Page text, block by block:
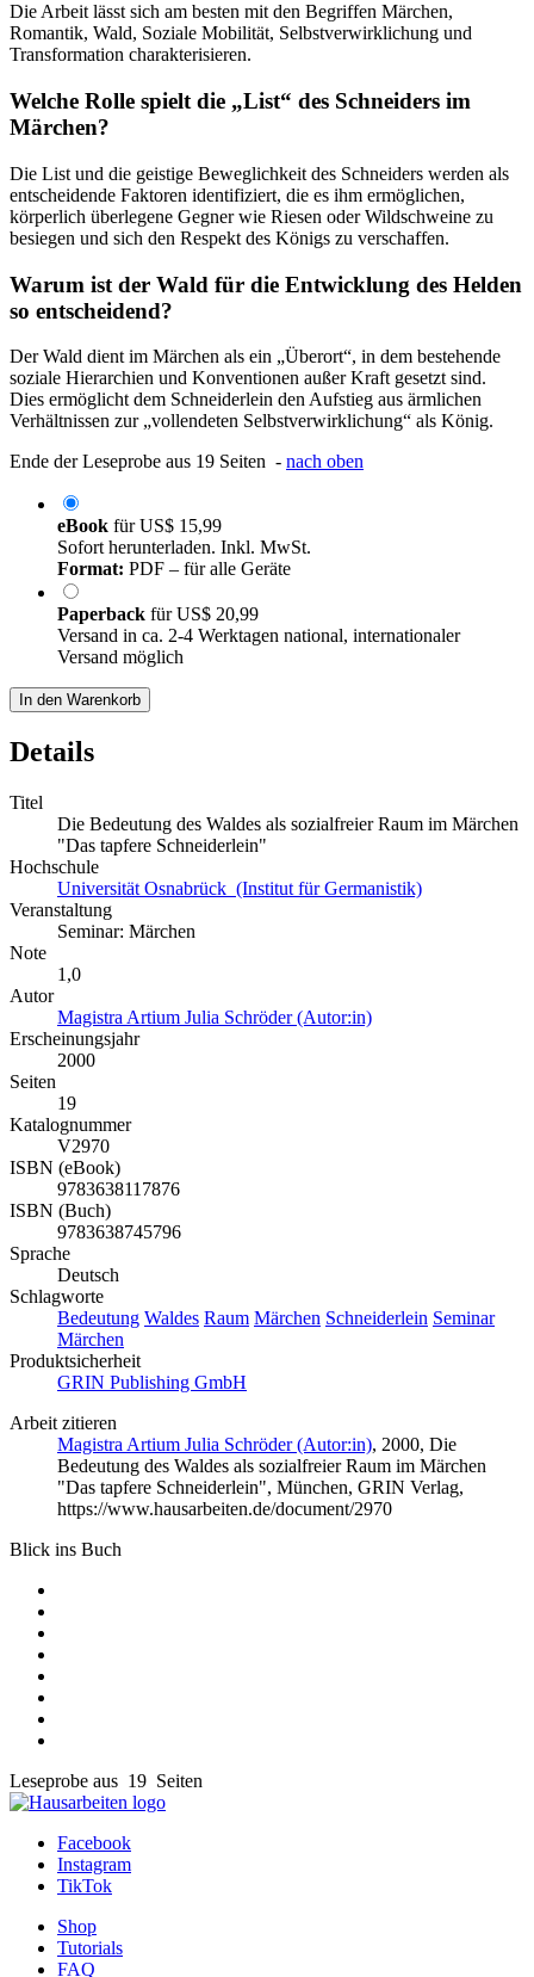
Die Arbeit lässt sich am besten mit den Begriffen Märchen,
Romantik, Wald, Soziale Mobilität, Selbstverwirklichung und
Transformation charakterisieren.
Welche Rolle spielt die „List“ des Schneiders im
Märchen?
Die List und die geistige Beweglichkeit des Schneiders werden als
entscheidende Faktoren identifiziert, die es ihm ermöglichen,
körperlich überlegene Gegner wie Riesen oder Wildschweine zu
besiegen und sich den Respekt des Königs zu verschaffen.
Warum ist der Wald für die Entwicklung des Helden
so entscheidend?
Der Wald dient im Märchen als ein „Überort“, in dem bestehende
soziale Hierarchien und Konventionen außer Kraft gesetzt sind.
Dies ermöglicht dem Schneiderlein den Aufstieg aus ärmlichen
Verhältnissen zur „vollendeten Selbstverwirklichung“ als König.
Ende der Leseprobe aus 19 Seiten - nach oben
eBook fürUS$ 15,99
Sofort herunterladen. Inkl. MwSt.
Format: PDF – für alle Geräte
Paperback fürUS$ 20,99
Versand in ca. 2-4 Werktagen national, internationaler
Versand möglich
In den Warenkorb
Details
Titel
Die Bedeutung des Waldes als sozialfreier Raum im Märchen
"Das tapfere Schneiderlein"
Hochschule
Universität Osnabrück (Institut für Germanistik)
Veranstaltung
Seminar: Märchen
Note
1,0
Autor
Magistra Artium Julia Schröder (Autor:in)
Erscheinungsjahr
2000
Seiten
19
Katalognummer
V2970
ISBN (eBook)
9783638117876
ISBN (Buch)
9783638745796
Sprache
Deutsch
Schlagworte
Bedeutung Waldes Raum Märchen Schneiderlein Seminar
Märchen
Produktsicherheit
GRIN Publishing GmbH
Arbeit zitieren
Magistra Artium Julia Schröder (Autor:in), 2000, Die
Bedeutung des Waldes als sozialfreier Raum im Märchen
"Das tapfere Schneiderlein", München, GRIN Verlag,
https://www.hausarbeiten.de/document/2970
Blick ins Buch
Leseprobe aus 19 Seiten
Facebook
Instagram
TikTok
Shop
Tutorials
FAQ